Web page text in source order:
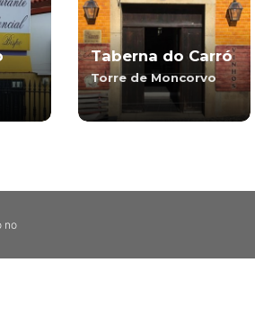
Taberna do Carró
Torre de Moncorvo
no